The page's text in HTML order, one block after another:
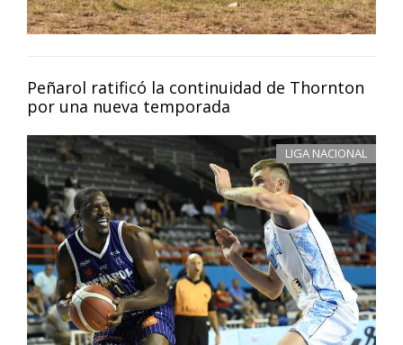
Peñarol ratificó la continuidad de Thornton
por una nueva temporada
LIGA NACIONAL